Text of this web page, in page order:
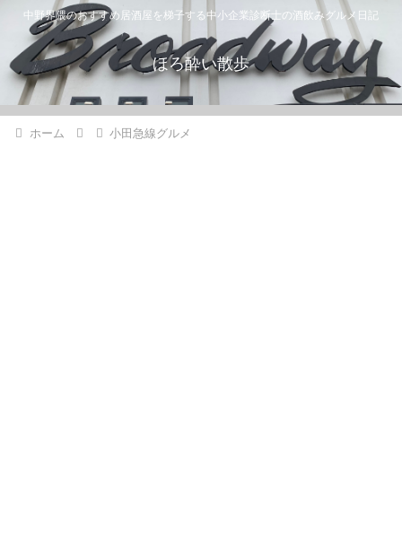
中野界隈のおすすめ居酒屋を梯子する中小企業診断士の酒飲みグルメ日記
ほろ酔い散歩
ホーム 小田急線グルメ